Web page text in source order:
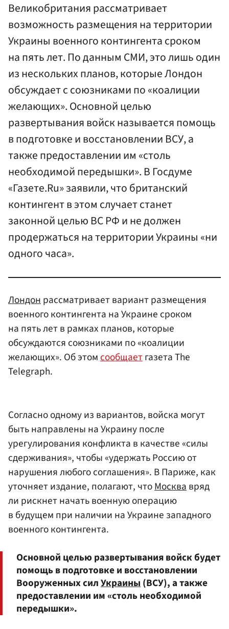
Великобритания рассматривает
возможность размещения на территории
Украины военного контингента сроком
на пять лет. По данным СМИ, это лишь один
из нескольких планов, которые Лондон
обсуждает с союзниками по «коалиции
желающих». Основной целью
развертывания войск называется помощь
в подготовке и восстановлении ВСУ, а
также предоставлении им «столь
необходимой передышки». В Госдуме
«Газете.Ru» заявили, что британский
контингент в этом случает станет
законной целью ВС РФ и не должен
продержаться на территории Украины «ни
одного часа».
Лондонрассматривает вариант размещения
военного контингента на Украине сроком
на пять лет в рамках планов, которые
обсуждаются союзниками по «коалиции
желающих». Об этомсообщаетгазета The
Telegraph.
Согласно одному из вариантов, войска могут
быть направлены на Украину после
урегулирования конфликта в качестве «силы
сдерживания», чтобы «удержать Россию от
нарушения любого соглашения». В Париже, как
уточняет издание, полагают, чтоМосквавряд
ли рискнет начать военную операцию
в будущем при наличии на Украине западного
военного контингента.
Основной целью развертывания войск будет
помощь в подготовке и восстановлении
Вооруженных силУкраины(ВСУ), а также
предоставлении им «столь необходимой
передышки».